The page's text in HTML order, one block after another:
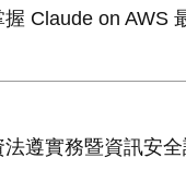
Claude on AWS
法遵實務暨資訊安